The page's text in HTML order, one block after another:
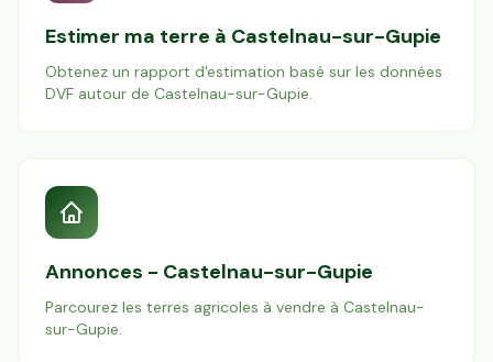
Estimer ma terre à Castelnau-sur-Gupie
Obtenez un rapport d'estimation basé sur les données
DVF autour de Castelnau-sur-Gupie.
Annonces - Castelnau-sur-Gupie
Parcourez les terres agricoles à vendre à Castelnau-
sur-Gupie.